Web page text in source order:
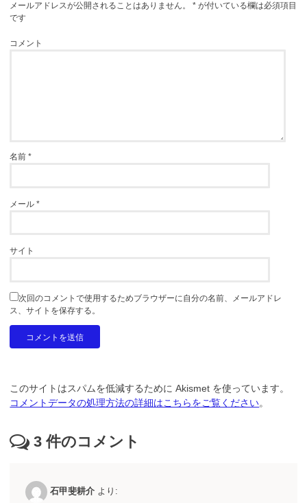
メールアドレスが公開されることはありません。 * が付いている欄は必須項目
です
コメント
名前*
メール*
サイト
次回のコメントで使用するためブラウザーに自分の名前、メールアドレ
ス、サイトを保存する。
このサイトはスパムを低減するために Akismet を使っています。
コメントデータの処理方法の詳細はこちらをご覧ください。
3 件のコメント
石甲斐耕介 より: